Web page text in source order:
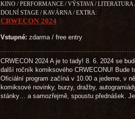
KINO / PERFORMANCE / VÝSTAVA /
DOLNÍ STAGE / KAVÁRNA / EXTRA:
CRWECON 2024
Vstupné: zdarma / free entry
CRWECON 2024 A je to tady! 8. 6. 2024 se
další ročník komiksového CRWECONU! Bude
Oficiální program začíná v 10.00 a jedeme, v
komiksové novinky, burzy, dražby,
stánky… a samozřejmě, spoustu přednášek.